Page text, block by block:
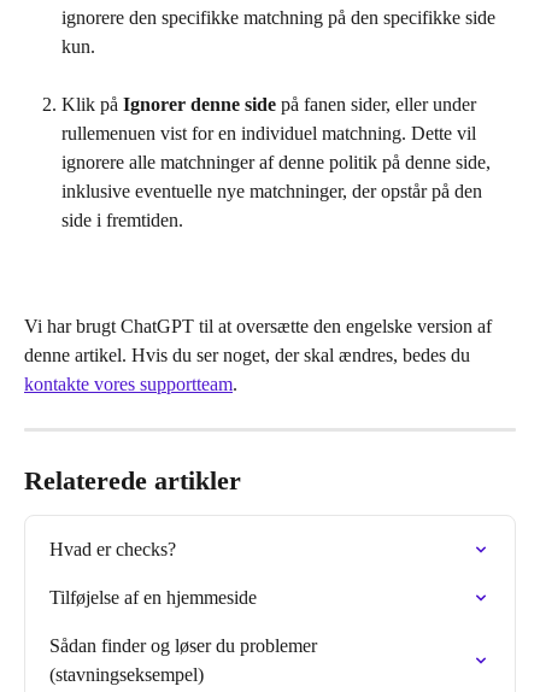
ignorere den specifikke matchning på den specifikke side
kun.
Klik på Ignorer denne side på fanen sider, eller under
rullemenuen vist for en individuel matchning. Dette vil
ignorere alle matchninger af denne politik på denne side,
inklusive eventuelle nye matchninger, der opstår på den
side i fremtiden.
Vi har brugt ChatGPT til at oversætte den engelske version af
denne artikel. Hvis du ser noget, der skal ændres, bedes du
kontakte vores supportteam.
Relaterede artikler
Hvad er checks?
Tilføjelse af en hjemmeside
Sådan finder og løser du problemer
(stavningseksempel)